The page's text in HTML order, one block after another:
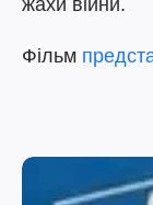
жахи війни.
Фільм